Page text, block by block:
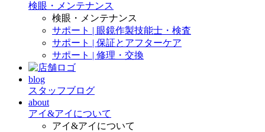
検眼・メンテナンス
検眼・メンテナンス
サポート | 眼鏡作製技能士・検査
サポート | 保証とアフターケア
サポート | 修理・交換
blog
スタッフブログ
about
アイ&アイについて
アイ&アイについて